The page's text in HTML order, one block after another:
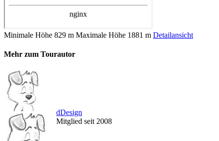
Minimale Höhe 829 m Maximale Höhe 1881 m Detailansicht
Mehr zum Tourautor
dDesign
Mitglied seit 2008